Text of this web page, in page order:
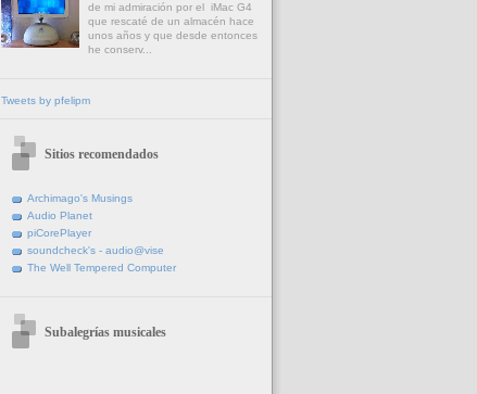
de mi admiración por el iMac G4
que rescaté de un almacén hace
unos años y que desde entonces
he conserv...
Tweets by pfelipm
Sitios recomendados
Archimago's Musings
Audio Planet
piCorePlayer
soundcheck's - audio@vise
The Well Tempered Computer
Subalegrías musicales